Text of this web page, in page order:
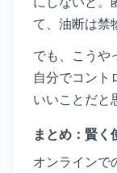
て、油断は禁
でも、こうや
自分でコント
いいことだと
まとめ：賢く
オンラインで